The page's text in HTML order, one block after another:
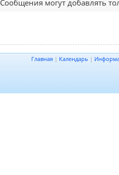
Сообщения могут добавлять
Главная | Календарь |